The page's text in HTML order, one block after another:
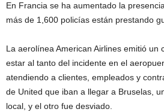
En Francia se ha aumentado la
más de 1,600 policías están prestando
La aerolínea American Airlines emitió un
estar al tanto del incidente en el
atendiendo a clientes, empleados y
de United que iban a llegar a Bruselas,
local, y el otro fue desviado.